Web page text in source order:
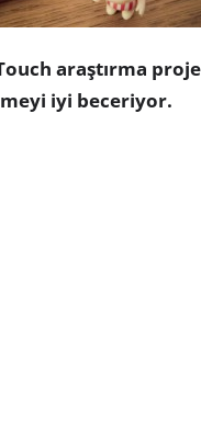
araştırma
iyi beceriyor.